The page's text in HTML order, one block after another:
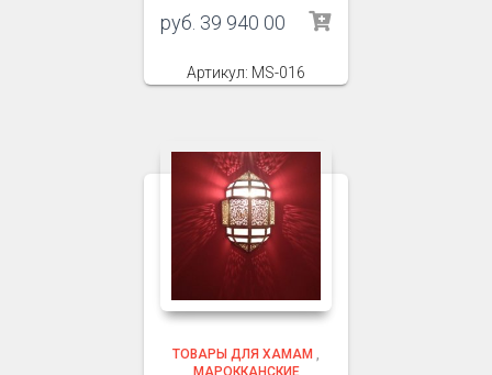
руб. 39 940 00
Артикул: MS-016
ТОВАРЫ ДЛЯ ХАМАМ ,
МАРОККАНСКИЕ